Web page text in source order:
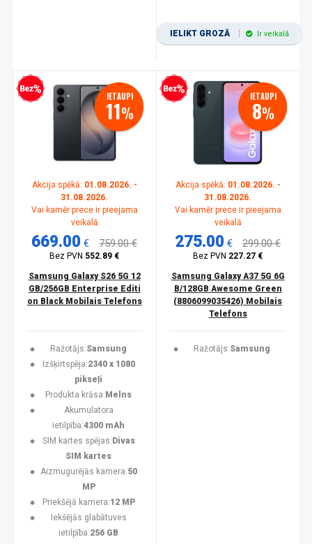
IELIKT GROZĀ Ir veikalā
kredīts IETAUPI
11%
Akcija spēkā: 01.08.2026. -
31.08.2026.
Vai kamēr prece ir pieejama
veikalā
669.00 € 759.00 €
Bez PVN 552.89 €
Samsung Galaxy S26 5G 12
GB/256GB Enterprise Editi
on Black Mobilais Telefons
Ražotājs:Samsung
Izšķirtspēja:2340 x 1080
pikseļi
Produkta krāsa: Melns
Akumulatora
ietilpība:4300 mAh
SIM kartes spējas: Divas
SIM kartes
Aizmugurējās kamera:50
MP
Priekšējā kamera:12 MP
Iekšējās glabātuves
ietilpība:256 GB
Bezprocentu kredīts IETAUPI
8%
Akcija spēkā: 01.08.2026. -
31.08.2026.
Vai kamēr prece ir pieejama
veikalā
275.00 € 299.00 €
Bez PVN 227.27 €
Samsung Galaxy A37 5G 6G
B/128GB Awesome Green
(8806099035426) Mobilais
Telefons
Ražotājs:Samsung